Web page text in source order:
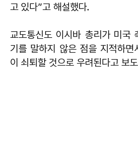
고 있다”고 해설했다.
교도통신도 이시바 총리가 미국
기를 말하지 않은 점을 지적하
이 쇠퇴할 것으로 우려된다고 보